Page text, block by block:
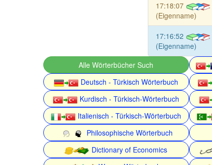
17:18:07
(Eigenname)
17:16:52
(Eigenname)
Alle Wörterbücher Such
Deutsch - Türkisch Wörterbuch
Kurdisch - Türkisch-Wörterbuch
Italienisch - Türkisch-Wörterbuch
Philosophische Wörterbuch
Dictionary of Economics